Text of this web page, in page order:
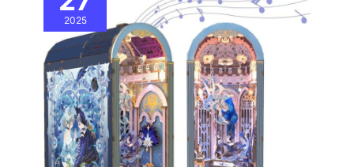
2025